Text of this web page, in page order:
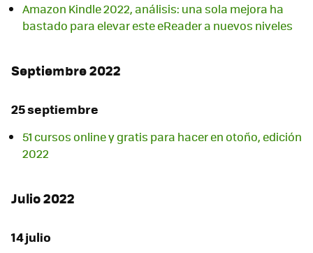
Amazon Kindle 2022, análisis: una sola mejora ha
bastado para elevar este eReader a nuevos niveles
Septiembre 2022
25 septiembre
51 cursos online y gratis para hacer en otoño, edición
2022
Julio 2022
14 julio